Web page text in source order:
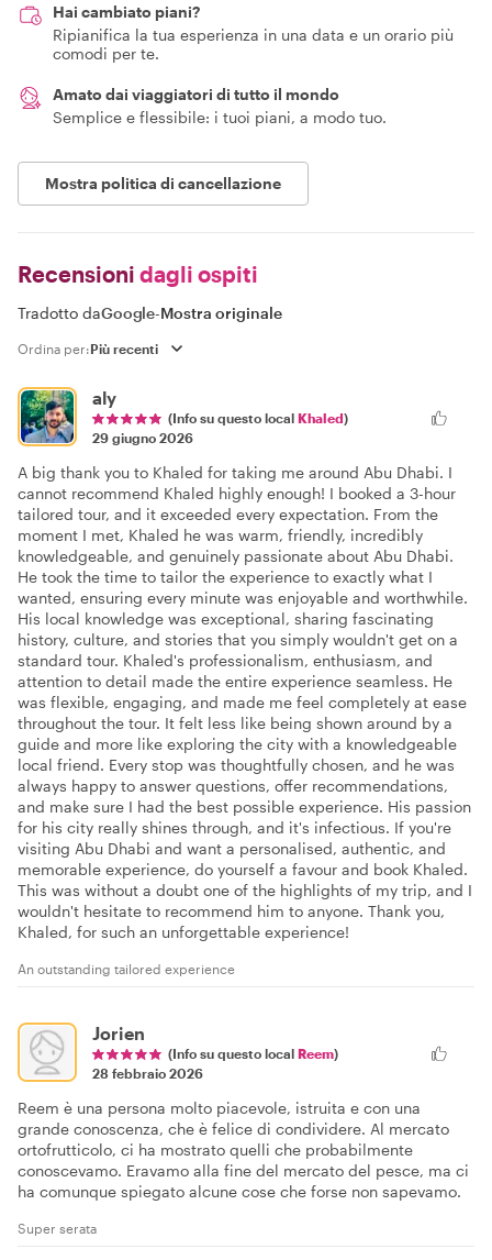
Hai cambiato piani?
Ripianifica la tua esperienza in una data e un orario più
comodi per te.
Amato dai viaggiatori di tutto il mondo
Semplice e flessibile: i tuoi piani, a modo tuo.
Mostra politica di cancellazione
Recensioni dagli ospiti
Tradotto daGoogle-Mostra originale
Ordina per:
aly
(Info su questo local Khaled)
29 giugno 2026
A big thank you to Khaled for taking me around Abu Dhabi. I
cannot recommend Khaled highly enough! I booked a 3-hour
tailored tour, and it exceeded every expectation. From the
moment I met, Khaled he was warm, friendly, incredibly
knowledgeable, and genuinely passionate about Abu Dhabi.
He took the time to tailor the experience to exactly what I
wanted, ensuring every minute was enjoyable and worthwhile.
His local knowledge was exceptional, sharing fascinating
history, culture, and stories that you simply wouldn't get on a
standard tour. Khaled's professionalism, enthusiasm, and
attention to detail made the entire experience seamless. He
was flexible, engaging, and made me feel completely at ease
throughout the tour. It felt less like being shown around by a
guide and more like exploring the city with a knowledgeable
local friend. Every stop was thoughtfully chosen, and he was
always happy to answer questions, offer recommendations,
and make sure I had the best possible experience. His passion
for his city really shines through, and it's infectious. If you're
visiting Abu Dhabi and want a personalised, authentic, and
memorable experience, do yourself a favour and book Khaled.
This was without a doubt one of the highlights of my trip, and I
wouldn't hesitate to recommend him to anyone. Thank you,
Khaled, for such an unforgettable experience!
An outstanding tailored experience
Jorien
(Info su questo local Reem)
28 febbraio 2026
Reem è una persona molto piacevole, istruita e con una
grande conoscenza, che è felice di condividere. Al mercato
ortofrutticolo, ci ha mostrato quelli che probabilmente
conoscevamo. Eravamo alla fine del mercato del pesce, ma ci
ha comunque spiegato alcune cose che forse non sapevamo.
Super serata